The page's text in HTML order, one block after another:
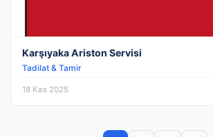
Karşıyaka Ariston Servisi
Tadilat & Tamir
18 Kas 2025